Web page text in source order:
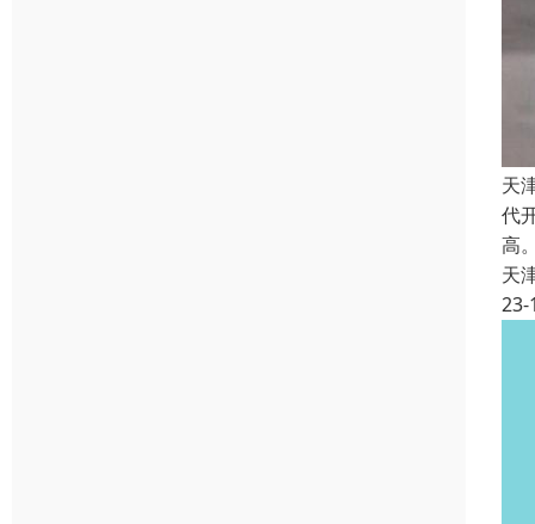
天
代
高
天
23-